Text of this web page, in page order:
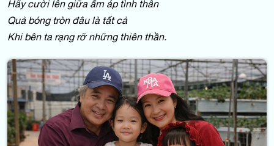
Hãy cười lên giữa ấm áp tình thân
Quả bóng tròn đâu là tất cả
Khi bên ta rạng rỡ những thiên thần.